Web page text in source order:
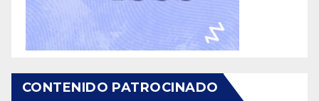
CONTENIDO PATROCINADO